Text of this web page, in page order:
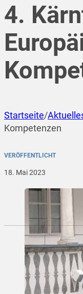
4.
Startseite/
Kompetenzen
VERÖFFENTLICHT
18. Mai 2023